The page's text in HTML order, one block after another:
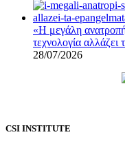
«Η μεγάλη
τεχνολογία
28/07/2026
CSI INSTITUTE